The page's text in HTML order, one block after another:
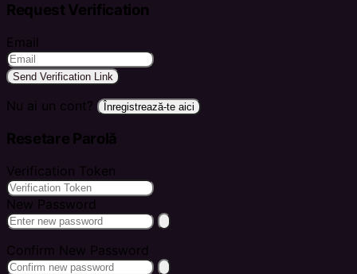
Request Verification
Email
Send Verification Link
Nu ai un cont? Înregistrează-te aici
Resetare Parolă
Verification Token
New Password
Confirm New Password